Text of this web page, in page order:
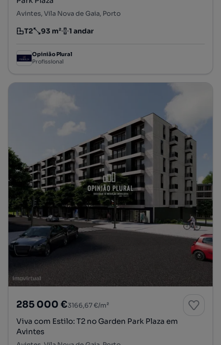
Avintes, Vila Nova de Gaia, Porto
Tipologia
T2
Preço por metro quadrado
93 m²
Andar 1 andar
Opinião Plural
Profissional
285 000 €3166,67 €/m²
Viva com Estilo: T2 no Garden Park Plaza em
Avintes